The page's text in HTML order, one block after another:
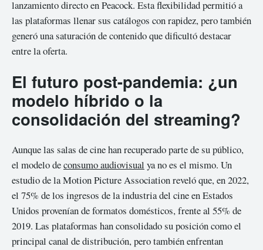
lanzamiento directo en Peacock. Esta flexibilidad permitió a
las plataformas llenar sus catálogos con rapidez, pero también
generó una saturación de contenido que dificultó destacar
entre la oferta.
El futuro post-pandemia: ¿un
modelo híbrido o la
consolidación del streaming?
Aunque las salas de cine han recuperado parte de su público,
el modelo deconsumo audiovisual ya no es el mismo. Un
estudio de la Motion Picture Association reveló que, en 2022,
el 75% de los ingresos de la industria del cine en Estados
Unidos provenían de formatos domésticos, frente al 55% de
2019. Las plataformas han consolidado su posición como el
principal canal de distribución, pero también enfrentan